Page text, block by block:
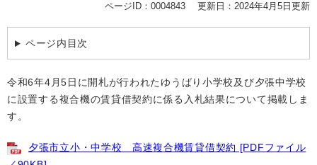
ページID：0004843 更新日：2024年4月5日更新
ページ内目次
令和6年4月5日に開札が行われたゆうばり小学校及び夕張中学校
に設置する複合機の賃貸借契約に係る入札結果について掲載しま
す。
夕張市立小・中学校 高速複合機賃貸借契約 [PDFファイル